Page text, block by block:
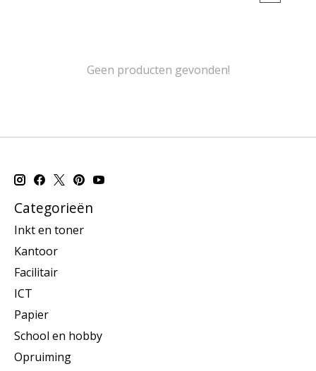
Geen producten gevonden!
Categorieën
Inkt en toner
Kantoor
Facilitair
ICT
Papier
School en hobby
Opruiming